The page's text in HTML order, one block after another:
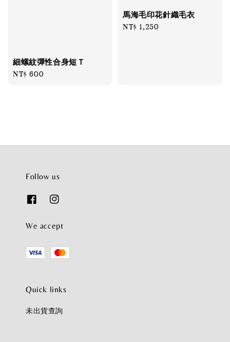
細螺紋彈性合身短Ｔ
Regular
NT$ 600
馬海毛印花針織毛衣
Regular
NT$ 1,250
Follow us
We accept
Quick links
未出貨查詢